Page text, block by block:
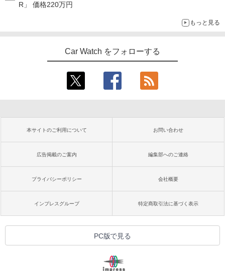
R」 価格220万円
もっと見る
Car Watch をフォローする
本サイトのご利用について お問い合わせ
広告掲載のご案内 編集部へのご連絡
プライバシーポリシー 会社概要
インプレスグループ 特定商取引法に基づく表示
PC版で見る